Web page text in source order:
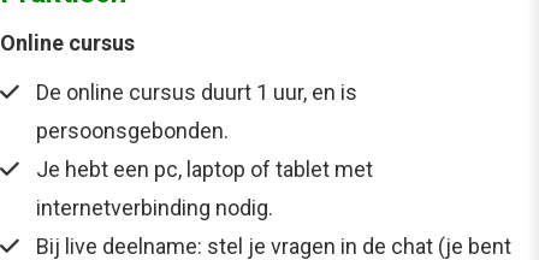
Online cursus
De online cursus duurt 1 uur, en is
persoonsgebonden.
Je hebt een pc, laptop of tablet met
internetverbinding nodig.
Bij live deelname: stel je vragen in de chat (je bent